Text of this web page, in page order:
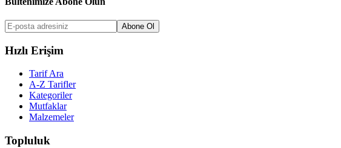
Abone Ol
Hızlı Erişim
Tarif Ara
A-Z Tarifler
Kategoriler
Mutfaklar
Malzemeler
Topluluk